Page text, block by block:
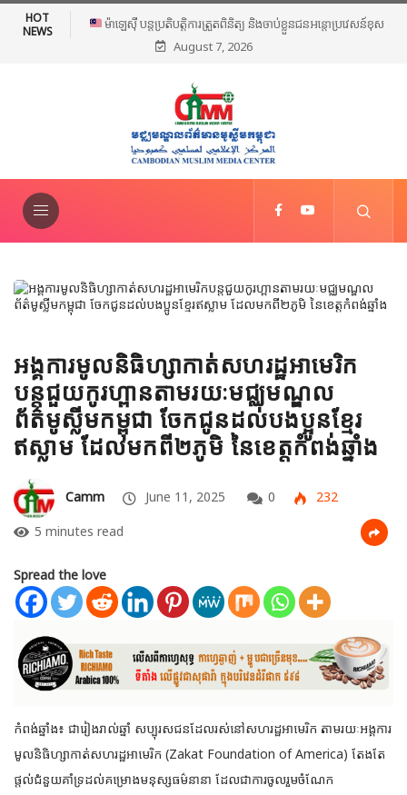
HOT
NEWS
ម៉ាឡេស៊ី បន្តប្រតិបត្តិការត្រួតពិនិត្យ និងចាប់ខ្លួនជនអន្តោប្រវេសន៍ខុស
ច្បាប់ទូទាំងប្រទេស
August 7, 2026
អង្គការមូលនិធិហ្សាកាត់សហរដ្ឋអាមេរិក
បន្តជួយកូរហ្ពានតាមរយៈមជ្ឈមណ្ឌល
ព័ត៌មូស្លីមកម្ពុជា ចែកជូនដល់បងប្អូនខ្មែរ
ឥស្លាម ដែលមកពី២ភូមិ នៃខេត្តកំពង់ឆ្នាំង
Camm June 11, 2025 0
232
5 minutes read
Spread the love
កំពង់ឆ្នាំង៖ ជារៀងរាល់ឆ្នាំ សប្បុរសជនដែលរស់នៅសហរដ្ឋអាមេរិក តាមរយៈអង្គការ
មូលនិធិហ្សាកាត់សហរដ្ឋអាមេរិក (Zakat Foundation of America) តែងតែ
ផ្តល់ជំនួយគាំទ្រដល់គម្រោងមនុស្សធម៌នានា ដែលជាការចូលរួមចំណែក